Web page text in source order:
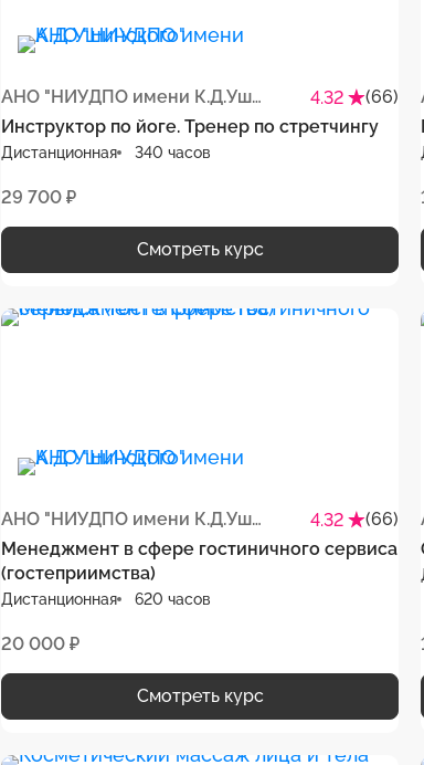
АНО "НИУДПО имени К.Д.Ушинского" 4.32
(66)
Инструктор по йоге. Тренер по стретчингу
Дистанционная 340 часов
29 700 ₽
Смотреть курс
АНО "НИУДПО имени К.Д.Ушинского" 4.32
(66)
Менеджмент в сфере гостиничного сервиса
(гостеприимства)
Дистанционная 620 часов
20 000 ₽
Смотреть курс